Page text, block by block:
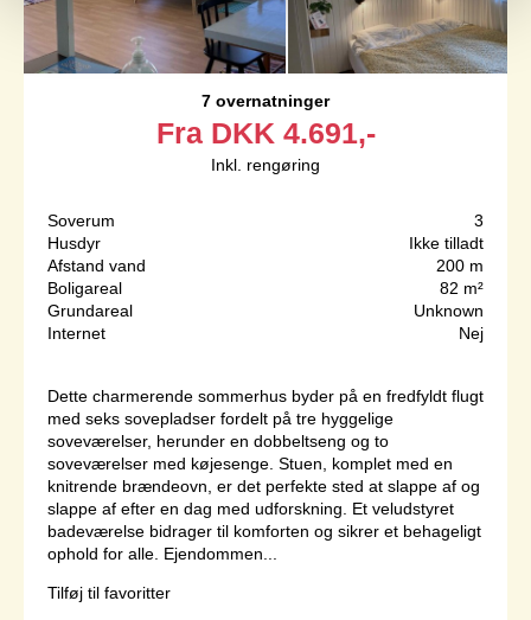
7 overnatninger
Fra DKK 4.691,-
Inkl. rengøring
Soverum
3
Husdyr
Ikke tilladt
Afstand vand
200 m
Boligareal
82 m²
Grundareal
Unknown
Internet
Nej
Dette charmerende sommerhus byder på en fredfyldt flugt
med seks sovepladser fordelt på tre hyggelige
soveværelser, herunder en dobbeltseng og to
soveværelser med køjesenge. Stuen, komplet med en
knitrende brændeovn, er det perfekte sted at slappe af og
slappe af efter en dag med udforskning. Et veludstyret
badeværelse bidrager til komforten og sikrer et behageligt
ophold for alle. Ejendommen...
Tilføj til favoritter